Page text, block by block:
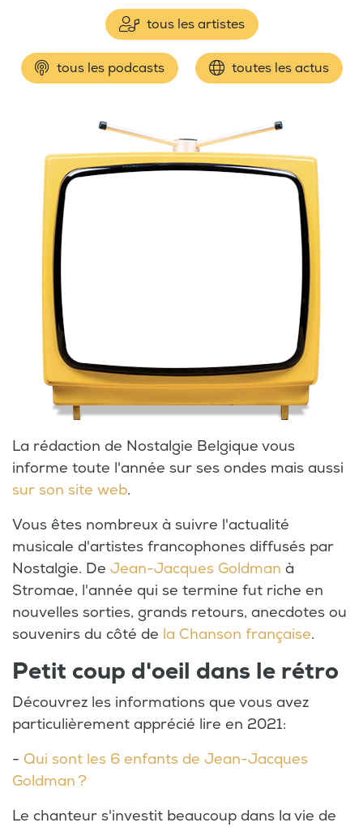
tous les artistes
tous les podcasts toutes les actus
La rédaction de Nostalgie Belgique vous
informe toute l'année sur ses ondes mais aussi
sur son site web.
Vous êtes nombreux à suivre l'actualité
musicale d'artistes francophones diffusés par
Nostalgie. De Jean-Jacques Goldman à
Stromae, l'année qui se termine fut riche en
nouvelles sorties, grands retours, anecdotes ou
souvenirs du côté de la Chanson française.
Petit coup d'oeil dans le rétro
Découvrez les informations que vous avez
particulièrement apprécié lire en 2021:
- Qui sont les 6 enfants de Jean-Jacques
Goldman ?
Le chanteur s'investit beaucoup dans la vie de